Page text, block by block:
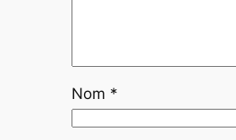
Nom *